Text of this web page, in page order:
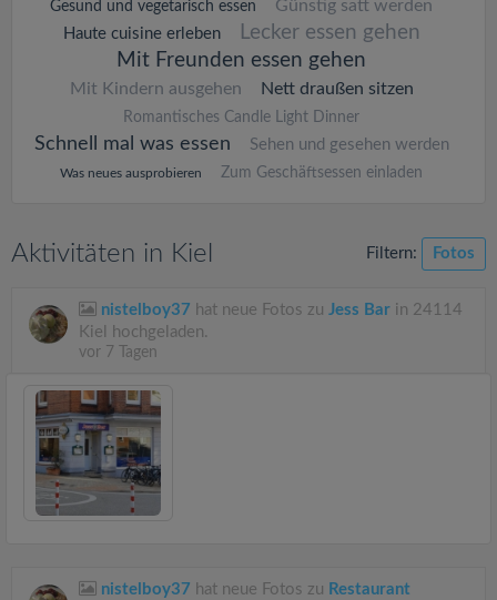
Gesund und vegetarisch essen Günstig satt werden
Haute cuisine erleben
Lecker essen gehen
Mit Freunden essen gehen
Mit Kindern ausgehen Nett draußen sitzen
Romantisches Candle Light Dinner
Schnell mal was essen Sehen und gesehen werden
Was neues ausprobieren Zum Geschäftsessen einladen
Aktivitäten in Kiel Filtern: Fotos
nistelboy37 hat neue Fotos zu Jess Bar in 24114
Kiel hochgeladen.
vor 7 Tagen
nistelboy37 hat neue Fotos zu Restaurant